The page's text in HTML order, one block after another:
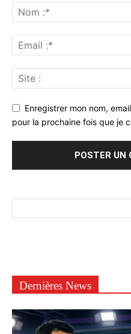
Enregistrer mon nom,
pour la prochaine fois que je
Dernières News